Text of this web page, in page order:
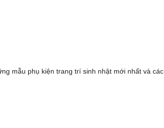
mẫu phụ kiện trang trí sinh nhật mới nhất và các